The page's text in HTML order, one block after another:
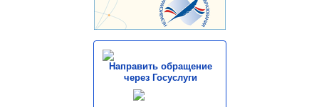
Направить обращение
через Госуслуги